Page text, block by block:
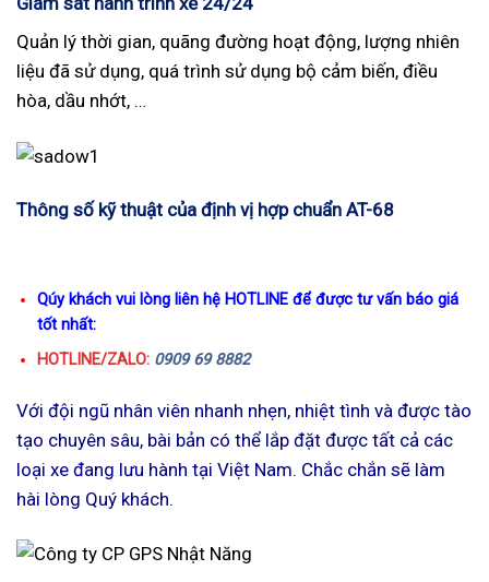
Quản lý thời gian, quãng đường hoạt động, lượng nhiên
liệu đã sử dụng, quá trình sử dụng bộ cảm biến, điều
hòa, dầu nhớt, …
Thông số kỹ thuật của định vị hợp chuẩn AT-68
Qúy khách vui lòng liên hệ HOTLINE để được tư vấn báo giá
tốt nhất:
HOTLINE/ZALO: 0909 69 8882
Với đội ngũ nhân viên nhanh nhẹn, nhiệt tình và được tào
tạo chuyên sâu, bài bản có thể lắp đặt được tất cả các
loại xe đang lưu hành tại Việt Nam. Chắc chắn sẽ làm
hài lòng Quý khách.